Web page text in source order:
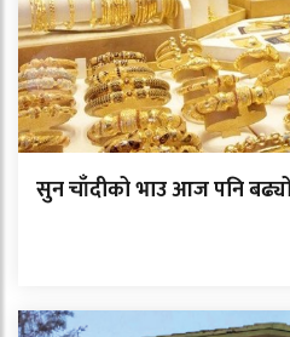
सुन चाँदीको भाउ आज पनि